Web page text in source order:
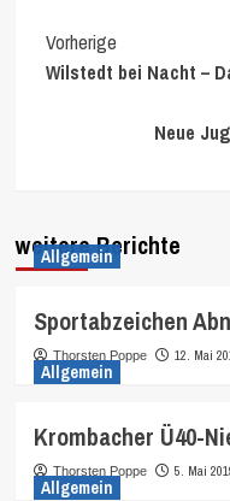
Continue
Reading
Vorherige
Wilstedt bei Nacht –
Neue
weitere Berichte
Allgemein
Sportabzeichen
Thorsten Poppe 12. Mai
Allgemein
Krombacher Ü40-
Thorsten Poppe 5. Mai
Allgemein